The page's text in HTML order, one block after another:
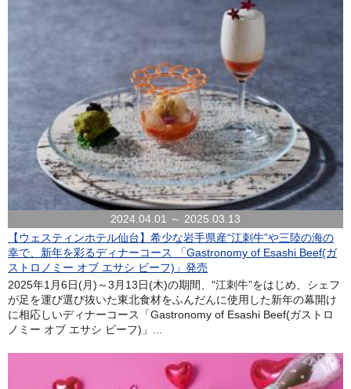
2024.04.01 ～ 2025.03.13
【ウェスティンホテル仙台】希少な岩手県産“江刺牛”や三陸の海の
幸で、新年を彩るディナーコース 「Gastronomy of Esashi Beef(ガ
ストロノミー オブ エサシ ビーフ)」発売
2025年1月6日(月)～3月13日(木)の期間、“江刺牛”をはじめ、シェフ
が足を運び選び抜いた東北食材をふんだんに使用した新年の幕開け
に相応しいディナーコース「Gastronomy of Esashi Beef(ガストロ
ノミー オブ エサシ ビーフ)」...